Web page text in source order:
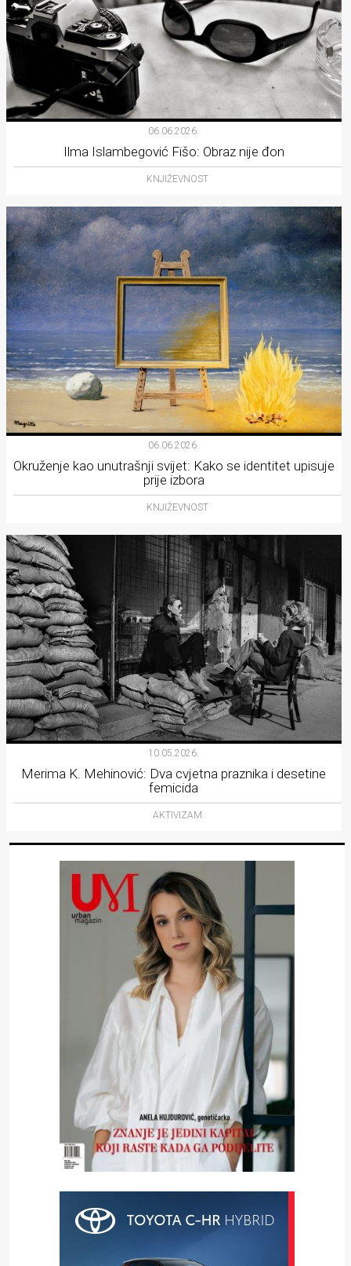
06.06.2026.
Ilma Islambegović Fišo: Obraz nije đon
KNJIŽEVNOST
06.06.2026.
Okruženje kao unutrašnji svijet: Kako se identitet upisuje
prije izbora
KNJIŽEVNOST
10.05.2026.
Merima K. Mehinović: Dva cvjetna praznika i desetine
femicida
AKTIVIZAM